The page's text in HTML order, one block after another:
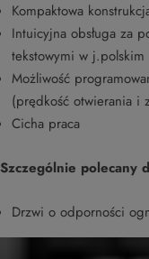
Kompaktowa
Intuicyjna obsługa za
tekstowymi w j.polskim
Możliwość
(prędkość otwierania i
Cicha praca
Szczególnie polecany
Drzwi o odporności